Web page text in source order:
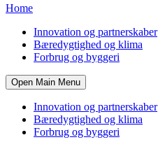
Home
Innovation og partnerskaber
Bæredygtighed og klima
Forbrug og byggeri
Open Main Menu
Innovation og partnerskaber
Bæredygtighed og klima
Forbrug og byggeri